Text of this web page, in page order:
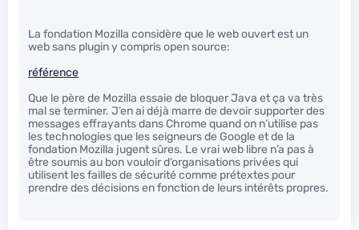
La fondation Mozilla considère que le web ouvert est un
web sans plugin y compris open source:
référence
Que le père de Mozilla essaie de bloquer Java et ça va très
mal se terminer. J’en ai déjà marre de devoir supporter des
messages effrayants dans Chrome quand on n’utilise pas
les technologies que les seigneurs de Google et de la
fondation Mozilla jugent sûres. Le vrai web libre n’a pas à
être soumis au bon vouloir d’organisations privées qui
utilisent les failles de sécurité comme prétextes pour
prendre des décisions en fonction de leurs intérêts propres.